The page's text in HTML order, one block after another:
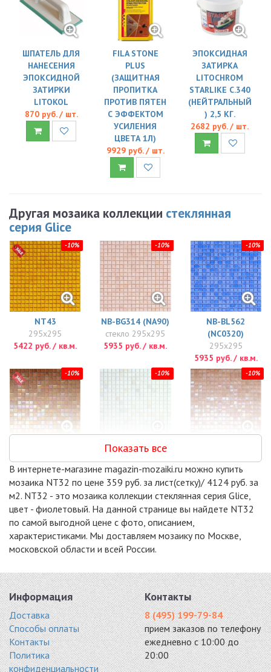
ШПАТЕЛЬ ДЛЯ
НАНЕСЕНИЯ
ЭПОКСИДНОЙ
ЗАТИРКИ
LITOKOL
870 руб. / шт.
FILA STONE
PLUS
(ЗАЩИТНАЯ
ПРОПИТКА
ПРОТИВ ПЯТЕН
С ЭФФЕКТОМ
УСИЛЕНИЯ
ЦВЕТА 1Л)
9929 руб. / шт.
ЭПОКСИДНАЯ
ЗАТИРКА
LITOCHROM
STARLIKE C.340
(НЕЙТРАЛЬНЫЙ
) 2,5 КГ.
2682 руб. / шт.
Другая мозаика коллекции стеклянная
серия Glice
-10%
NT43
295x295
5422 руб. / кв.м.
-10%
NB-BG314 (NA90)
стекло 295x295
5935 руб. / кв.м.
-10%
NB-BL562
(NC0320)
295x295
5935 руб. / кв.м.
-10%
стекло 295x295
6264 руб. / кв.м.
-10%
MIX15-WH119
(GLIESE)
стекло 295x295
6301 руб. / кв.м.
-10%
стекло 295x295
5935 руб. / кв.м.
-10%
SM35
стекло 298x298
7546 руб. / кв.м.
-10%
NG21
стекло 295x295
7766 руб. / кв.м.
-10%
SM31
стекло 298x298
7986 руб. / кв.м.
-10%
Показать все
В интернете-магазине magazin-mozaiki.ru можно купить
мозаика NT32 по цене 359 руб. за лист(сетку)/ 4124 руб. за
м2. NT32 - это мозаика коллекции стеклянная серия Glice,
цвет - фиолетовый. На данной странице вы найдете NT32
по самой выгодной цене с фото, описанием,
характеристиками. Мы доставляем мозаику по Москве,
московской области и всей России.
Информация
Доставка
Способы оплаты
Контакты
Политика
конфиденциальности
Контакты
8 (495) 199-79-84
прием заказов по телефону
ежедневно с 10:00 до
20:00